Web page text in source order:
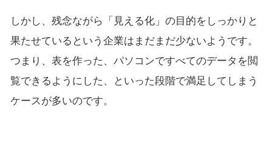
しかし、残念ながら「見える化」の目的をしっかりと
果たせているという企業はまだまだ少ないようです。
つまり、表を作った、パソコンですべてのデータを閲
覧できるようにした、といった段階で満足してしまう
ケースが多いのです。